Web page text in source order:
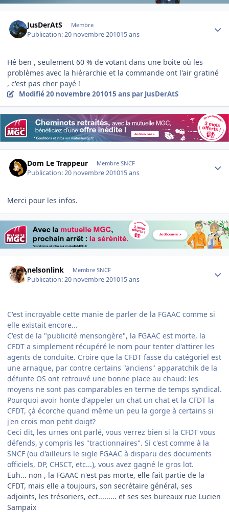
JusDerAtS Membre
Publication:20 novembre 201015 ans
Hé ben , seulement 60 % de votant dans une boite où les
problèmes avec la hiérarchie et la commande ont l'air gratiné
, c'est pas cher payé !
Modifié20 novembre 201015 ans par JusDerAtS
Dom Le Trappeur Membre SNCF
Publication:20 novembre 201015 ans
Merci pour les infos.
nelsonlink Membre SNCF
Publication:20 novembre 201015 ans
C'est incroyable cette manie de parler de la FGAAC comme si
elle existait encore...
C'est de la "publicité mensongère", la FGAAC est morte, la
CFDT a simplement récupéré le nom pour tenter d'attirer les
agents de conduite. Croire que la CFDT fasse du catégoriel est
une arnaque, par contre certains "anciens" apparatchik de la
défunte OS ont retrouvé une bonne place au chaud: les
moyens ne sont pas comparables en terme de temps syndical.
Pourquoi avoir honte d'appeler un chat un chat et la CFDT la
CFDT, çà écorche quand même un peu la gorge à certains si
j'en crois mon petit doigt?
Ceci dit, les urnes ont parlé, vous verrez bien si la CFDT vous
défends, y compris les "tractionnaires". Si c'est comme à la
SNCF (ou d'ailleurs le sigle FGAAC à disparu des documents
officiels, DP, CHSCT, etc...), vous avez gagné le gros lot.
Euh... non , la FGAAC n'est pas morte, elle fait partie de la
CFDT, mais elle a toujours, son secrétaire général, ses
adjoints, les trésoriers, ect......... et ses ses bureaux rue Lucien
Sampaix